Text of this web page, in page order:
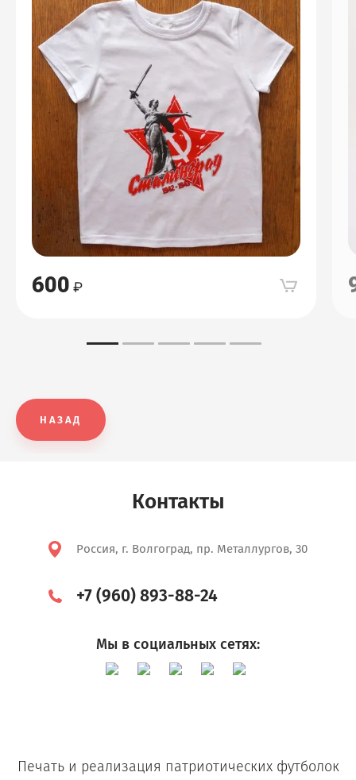
600
НАЗАД
Печать и реализация патриотических футболок
Контакты
Россия, г. Волгоград, пр. Металлургов, 30
+7 (960) 893-88-24
Мы в социальных сетях: